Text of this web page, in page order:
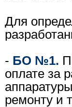
Для
- БО №1.
оплате за
ремонту и